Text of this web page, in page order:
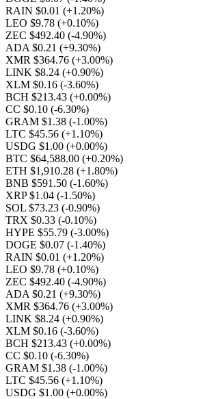
RAIN $0.01 (+1.20%)
LEO $9.78 (+0.10%)
ZEC $492.40 (-4.90%)
ADA $0.21 (+9.30%)
XMR $364.76 (+3.00%)
LINK $8.24 (+0.90%)
XLM $0.16 (-3.60%)
BCH $213.43 (+0.00%)
CC $0.10 (-6.30%)
GRAM $1.38 (-1.00%)
LTC $45.56 (+1.10%)
USDG $1.00 (+0.00%)
BTC $64,588.00 (+0.20%)
ETH $1,910.28 (+1.80%)
BNB $591.50 (-1.60%)
XRP $1.04 (-1.50%)
SOL $73.23 (-0.90%)
TRX $0.33 (-0.10%)
HYPE $55.79 (-3.00%)
DOGE $0.07 (-1.40%)
RAIN $0.01 (+1.20%)
LEO $9.78 (+0.10%)
ZEC $492.40 (-4.90%)
ADA $0.21 (+9.30%)
XMR $364.76 (+3.00%)
LINK $8.24 (+0.90%)
XLM $0.16 (-3.60%)
BCH $213.43 (+0.00%)
CC $0.10 (-6.30%)
GRAM $1.38 (-1.00%)
LTC $45.56 (+1.10%)
USDG $1.00 (+0.00%)